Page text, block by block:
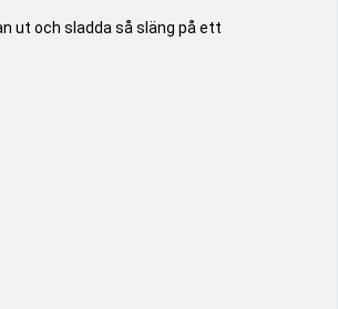
ut och sladda så släng på ett